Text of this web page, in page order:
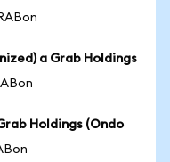
a Grab Holdings
Holdings (Ondo